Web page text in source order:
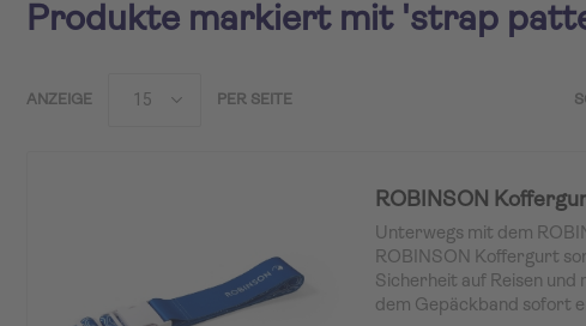
Produkte markiert mit 'strap
ANZEIGE PER SEITE
ROBINSON
Unterwegs mit dem
ROBINSON Koffergurt
Sicherheit auf Reisen und
dem Gepäckband sofort